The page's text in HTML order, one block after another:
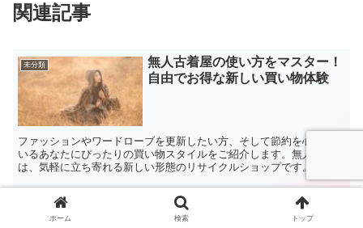
関連記事
未分類
無人古着屋の使い方をマスター！
自由でお得な新しい買い物体験
ファッションやワードローブを更新したい方、そして節約を心がけて
いるあなたにぴったりの買い物スタイルをご紹介します。無人古着屋
は、気軽に立ち寄れる新しい形態のリサイクルショップです。プライ
バシーが確保され、時間やスタイルを選ばずに自由にお買い...
古着流行最新トレンドとは？
2024年のスタイルとコーディネ
ホーム 検索 トップ